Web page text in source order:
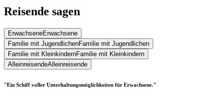
Reisende sagen
ErwachseneErwachsene
Familie mit JugendlichenFamilie mit Jugendlichen
Familie mit KleinkindernFamilie mit Kleinkindern
AlleinreisendeAlleinreisende
"Ein Schiff voller Unterhaltungsmöglichkeiten für Erwachsene."